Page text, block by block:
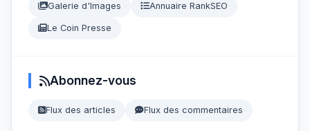
Galerie d'Images Annuaire RankSEO
Le Coin Presse
Abonnez-vous
Flux des articles Flux des commentaires